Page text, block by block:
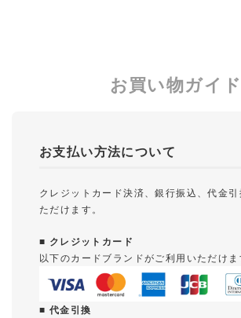
お買い物ガイド
お支払い方法について
クレジットカード決済、銀行振込、代金
ただけます。
■ クレジットカード
以下のカードブランドがご利用いただけま
■ 代金引換